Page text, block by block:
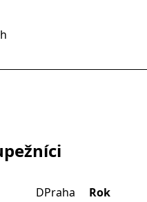
DPraha Rok